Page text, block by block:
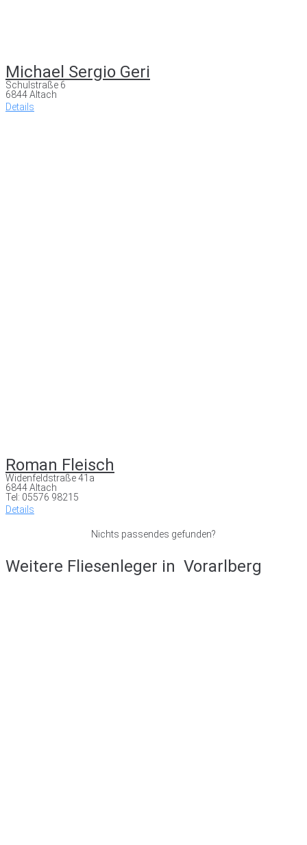
Michael Sergio Geri
Schulstraße 6
6844 Altach
Details
Roman Fleisch
Widenfeldstraße 41a
6844 Altach
Tel: 05576 98215
Details
Nichts passendes gefunden?
Weitere Fliesenleger in Vorarlberg